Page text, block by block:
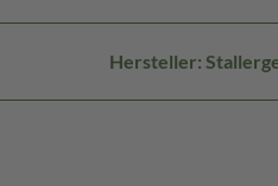
Hersteller: